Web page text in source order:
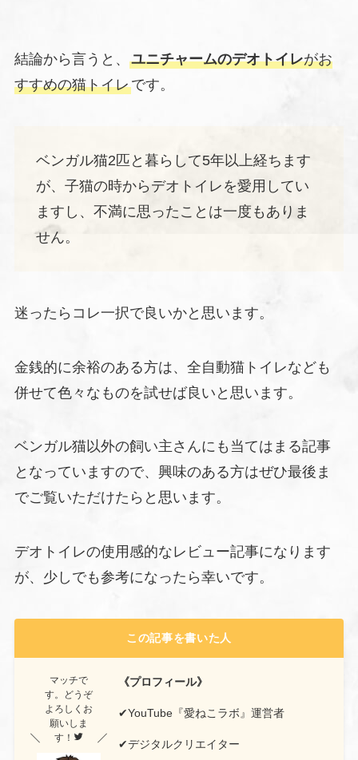
結論から言うと、 ユニチャームのデオトイレがお
すすめの猫トイレです。
ベンガル猫2匹と暮らして5年以上経ちます
が、子猫の時からデオトイレを愛用してい
ますし、不満に思ったことは一度もありま
せん。
迷ったらコレ一択で良いかと思います。
金銭的に余裕のある方は、全自動猫トイレなども
併せて色々なものを試せば良いと思います。
ベンガル猫以外の飼い主さんにも当てはまる記事
となっていますので、興味のある方はぜひ最後ま
でご覧いただけたらと思います。
デオトイレの使用感的なレビュー記事になります
が、少しでも参考になったら幸いです。
この記事を書いた人
《プロフィール》
✔YouTube『愛ねこラボ』運営者
✔︎デジタルクリエイター
マッチで
す。どうぞ
よろしくお
願いしま
す！